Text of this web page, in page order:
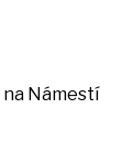
na Námestí